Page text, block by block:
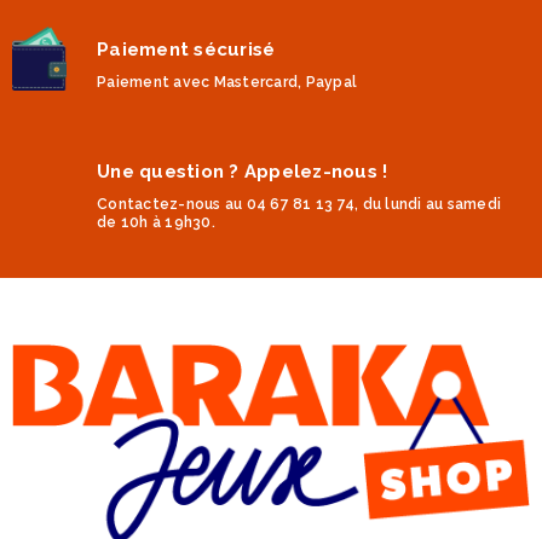
Paiement sécurisé
Paiement avec Mastercard, Paypal
Une question ? Appelez-nous !
Contactez-nous au 04 67 81 13 74, du lundi au samedi
de 10h à 19h30.